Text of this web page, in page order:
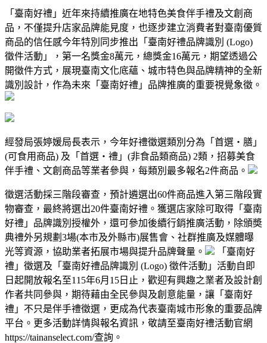
「臺南好禮」近年來持續推廣在地特色美食伴手禮及文創商
品，不僅提升店家品牌能見度，也逐步建立消費者對臺南優質
商品的信任感今年特別同步推出「臺南好禮品牌識別 (Logo)
徵件活動」，第一名獎金8萬元，總獎金16萬元，期望透過公
開徵件方式，展現臺南文化底蘊、城市特色與品牌精神的全新
識別設計，作為未來「臺南好禮」品牌推廣的重要視覺象徵。
經發局張婷媛局長表示，今年好禮徵選類別分為「首選・膳」
(可食用商品) 及「首選・禮」(非食品類商品) 2類，招募美食
伴手禮、文創商品等業者參與，每類別最多報名2件商品。
徵選活動採三階段審查，預計遴選出60件商品進入第三階段實
物審查，最終將選出20件臺南好禮。獲選店家除可取得「臺南
好禮」品牌識別授權外，還可參加後續行銷推廣活動，除頒奬
典禮外另規劃3場(本市及外縣市)展售會、社群推廣及媒體曝
光等資源，協助業者拓展市場與提升品牌聲量。
「臺南好
禮」徵選及「臺南好禮品牌識別 (Logo) 徵件活動」活動自即
日起開放報名至115年6月15日止，歡迎有興趣之業者及設計創
作者共同參與，期待藉由全民參與及創意能量，讓「臺南好
禮」不只是伴手禮徵選，更成為代表臺南城市形象的重要品牌
平台。更多活動詳情與報名資訊，敬請至臺南好禮活動官網
https://tainanselect.com/查詢。